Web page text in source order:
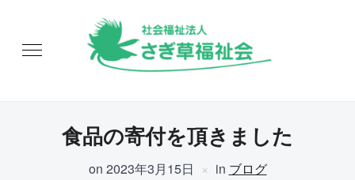
食品の寄付を頂きました
on 2023年3月15日 in ブログ